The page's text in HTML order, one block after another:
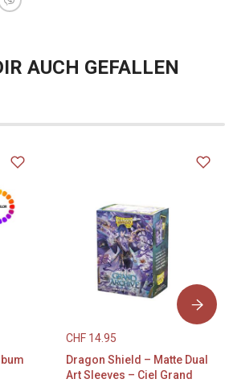
AUCH GEFALLEN
CHF14.95
Dragon Shield – Matte Dual
Art Sleeves – Ciel Grand